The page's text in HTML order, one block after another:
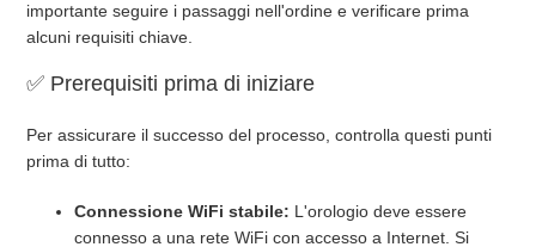
Per quanto tempo devo caricare l'orologio?
Posso usare un caricabatterie con amperaggio più alto (es.
Quale caricabatterie devo usare per il mio SaveWatch?
Vedi altro
importante seguire i passaggi nell'ordine e verificare prima
alcuni requisiti chiave.
✅ Prerequisiti prima di iniziare
Per assicurare il successo del processo, controlla questi punti
prima di tutto:
Connessione WiFi stabile: L'orologio deve essere
connesso a una rete WiFi con accesso a Internet. Si